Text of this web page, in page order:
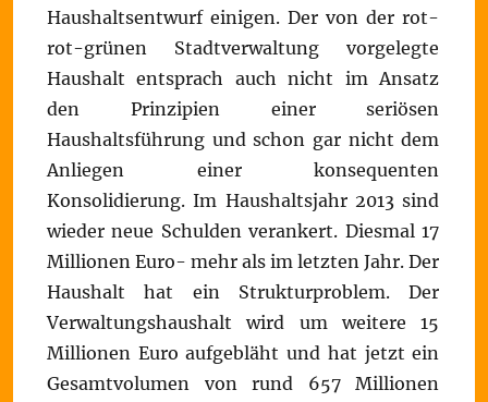
Haushaltsentwurf einigen. Der von der rot-
rot-grünen Stadtverwaltung vorgelegte
Haushalt entsprach auch nicht im Ansatz
den Prinzipien einer seriösen
Haushaltsführung und schon gar nicht dem
Anliegen einer konsequenten
Konsolidierung. Im Haushaltsjahr 2013 sind
wieder neue Schulden verankert. Diesmal 17
Millionen Euro- mehr als im letzten Jahr. Der
Haushalt hat ein Strukturproblem. Der
Verwaltungshaushalt wird um weitere 15
Millionen Euro aufgebläht und hat jetzt ein
Gesamtvolumen von rund 657 Millionen